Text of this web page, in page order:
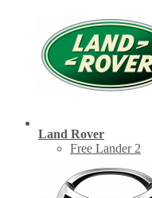
Land Rover
Free Lander 2